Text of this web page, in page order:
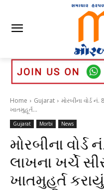
Home Gujarat
મોરબીના વોર્ડ
ખાતમુહૂર્ત...
Gujarat Morbi News
મોરબીના વોર્ડ
લાખના ખર્ચે
ખાતમુહૂર્ત કરાયું